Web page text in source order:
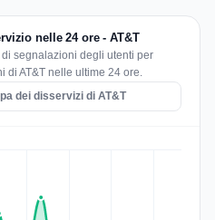
nelle 24 ore - AT&T
segnalazioni degli utenti per
di AT&T nelle ultime 24 ore.
dei disservizi di AT&T